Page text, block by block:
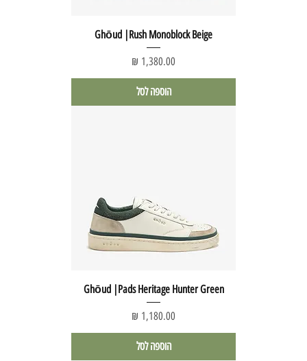
Ghōud |Rush Monoblock Beige
מחיר
הוספה לסל
Ghōud |Pads Heritage Hunter Green
מחיר
הוספה לסל